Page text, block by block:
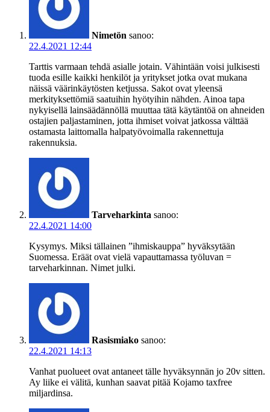
Nimetön sanoo:
22.4.2021 12:44
Tarttis varmaan tehdä asialle jotain. Vähintään voisi julkisesti
tuoda esille kaikki henkilöt ja yritykset jotka ovat mukana
näissä väärinkäytösten ketjussa. Sakot ovat yleensä
merkityksettömiä saatuihin hyötyihin nähden. Ainoa tapa
nykyisellä lainsäädännöllä muuttaa tätä käytäntöä on ahneiden
ostajien paljastaminen, jotta ihmiset voivat jatkossa välttää
ostamasta laittomalla halpatyövoimalla rakennettuja
rakennuksia.
Tarveharkinta sanoo:
22.4.2021 14:00
Kysymys. Miksi tällainen ”ihmiskauppa” hyväksytään
Suomessa. Eräät ovat vielä vapauttamassa työluvan =
tarveharkinnan. Nimet julki.
Rasismiako sanoo:
22.4.2021 14:13
Vanhat puolueet ovat antaneet tälle hyväksynnän jo 20v sitten.
Ay liike ei välitä, kunhan saavat pitää Kojamo taxfree
miljardinsa.